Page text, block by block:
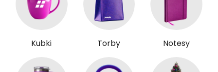
Kubki Torby Notesy